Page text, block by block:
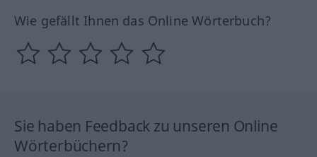
Wie gefällt Ihnen das Online Wörterbuch?
Sie haben Feedback zu unseren Online
Wörterbüchern?